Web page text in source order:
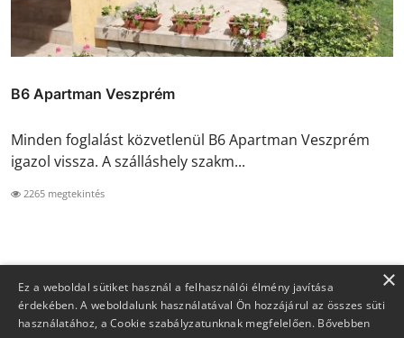
B6 Apartman Veszprém
Minden foglalást közvetlenül B6 Apartman Veszprém
igazol vissza. A szálláshely szakm...
2265 megtekintés
×
Ez a weboldal sütiket használ a felhasználói élmény javítása
érdekében. A weboldalunk használatával Ön hozzájárul az összes süti
használatához, a Cookie szabályzatunknak megfelelően. Bővebben